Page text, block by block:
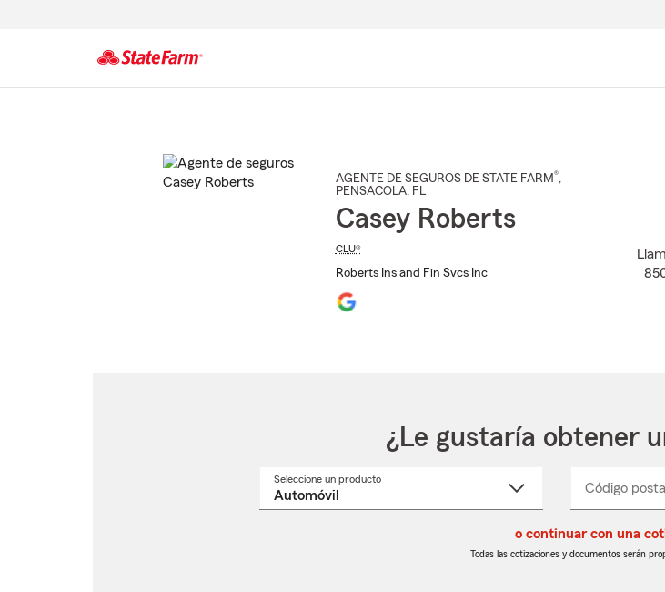
AGENTE DE SEGUROS DE STATE FARM®,
PENSACOLA, FL
Casey Roberts
CLU®
Roberts Ins and Fin Svcs Inc
¿Le gustaría obtener
Seleccione un productoSeleccione
Código postal
_____
o continuar con una
Todas las cotizaciones y documentos serán